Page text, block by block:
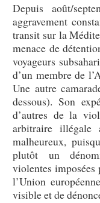
Depuis août/
aggravement
transit sur la
menace de
voyageurs
d’un membre de
Une autre
dessous). Son
d’autres de la
arbitraire
malheureux,
plutôt un
violentes imposées
l’Union
visible et de